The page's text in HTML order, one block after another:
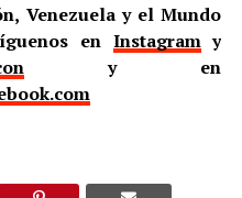
Venezuela y el Mundo
en Instagramy
y en